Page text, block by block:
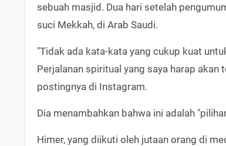
sebuah masjid. Dua hari setelah
suci Mekkah, di Arab Saudi.
"Tidak ada kata-kata yang cukup kuat
Perjalanan spiritual yang saya harap
postingnya di Instagram.
Dia menambahkan bahwa ini adalah
Himer, yang diikuti oleh jutaan orang di